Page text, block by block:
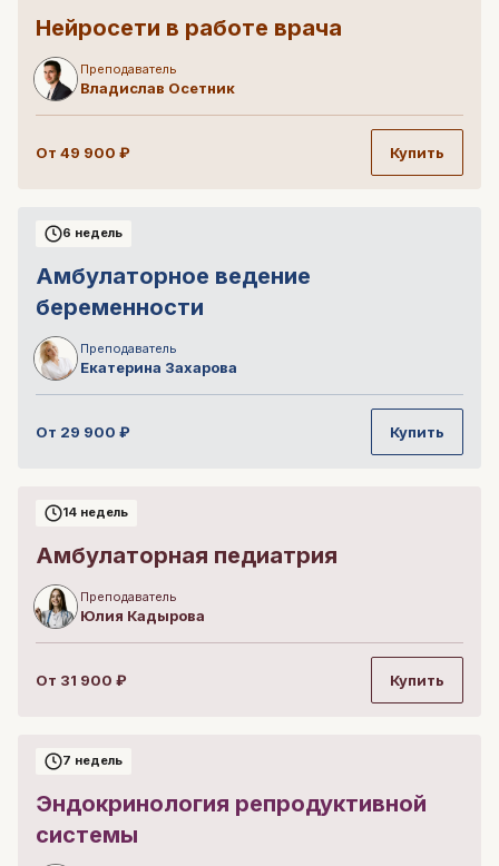
Нейросети в работе врача
Преподаватель
Владислав Осетник
От 49 900 ₽ Купить
6 недель
Амбулаторное ведение
беременности
Преподаватель
Екатерина Захарова
От 29 900 ₽ Купить
14 недель
Амбулаторная педиатрия
Преподаватель
Юлия Кадырова
От 31 900 ₽ Купить
7 недель
Эндокринология репродуктивной
системы